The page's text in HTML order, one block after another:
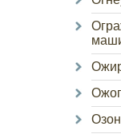
Озон